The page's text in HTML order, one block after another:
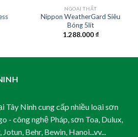
NGOẠI THẤT
Nippon WeatherGard Siêu
Bóng 5lít
1.288.000₫
Tây Ninh cung cấp nhiều loại sơn
- công nghệ Pháp, sơn Toa, Dulux,
Behr, Bewin, Hanoi...vv...